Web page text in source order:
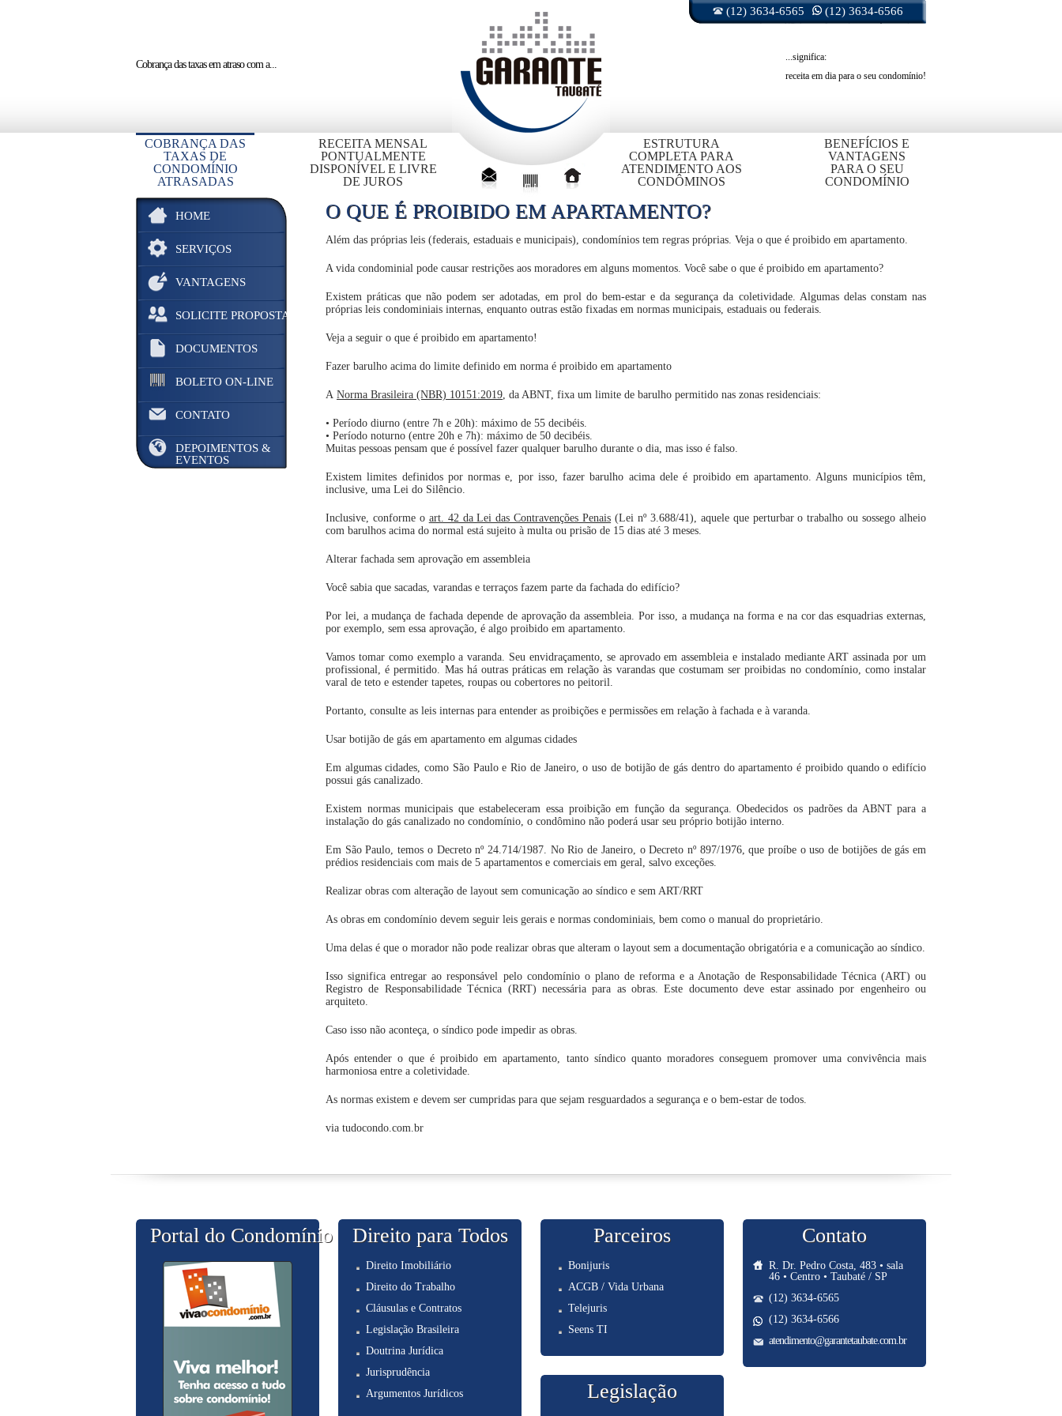
(12) 3634-6565 (12) 3634-6566
Cobrança das taxas em atrasocom a...
...significa:
receita em dia para o seu condomínio!
COBRANÇA DAS
TAXAS DE
CONDOMÍNIO
ATRASADAS
RECEITA MENSAL
PONTUALMENTE
DISPONÍVEL E LIVRE
DE JUROS
ESTRUTURA
COMPLETA PARA
ATENDIMENTO AOS
CONDÔMINOS
BENEFÍCIOS E
VANTAGENS
PARA O SEU
CONDOMÍNIO
HOME
SERVIÇOS
VANTAGENS
SOLICITE PROPOSTA
DOCUMENTOS
BOLETO ON-LINE
CONTATO
DEPOIMENTOS &
EVENTOS
O QUE É PROIBIDO EM APARTAMENTO?
Além das próprias leis (federais, estaduais e municipais), condomínios tem regras próprias. Veja o que é proibido em apartamento.
A vida condominial pode causar restrições aos moradores em alguns momentos. Você sabe o que é proibido em apartamento?
Existem práticas que não podem ser adotadas, em prol do bem-estar e da segurança da coletividade. Algumas delas constam nas
próprias leis condominiais internas, enquanto outras estão fixadas em normas municipais, estaduais ou federais.
Veja a seguir o que é proibido em apartamento!
Fazer barulho acima do limite definido em norma é proibido em apartamento
A Norma Brasileira (NBR) 10151:2019, da ABNT, fixa um limite de barulho permitido nas zonas residenciais:
• Período diurno (entre 7h e 20h): máximo de 55 decibéis.
• Período noturno (entre 20h e 7h): máximo de 50 decibéis.
Muitas pessoas pensam que é possível fazer qualquer barulho durante o dia, mas isso é falso.
Existem limites definidos por normas e, por isso, fazer barulho acima dele é proibido em apartamento. Alguns municípios têm,
inclusive, uma Lei do Silêncio.
Inclusive, conforme o art. 42 da Lei das Contravenções Penais (Lei nº 3.688/41), aquele que perturbar o trabalho ou sossego alheio
com barulhos acima do normal está sujeito à multa ou prisão de 15 dias até 3 meses.
Alterar fachada sem aprovação em assembleia
Você sabia que sacadas, varandas e terraços fazem parte da fachada do edifício?
Por lei, a mudança de fachada depende de aprovação da assembleia. Por isso, a mudança na forma e na cor das esquadrias externas,
por exemplo, sem essa aprovação, é algo proibido em apartamento.
Vamos tomar como exemplo a varanda. Seu envidraçamento, se aprovado em assembleia e instalado mediante ART assinada por um
profissional, é permitido. Mas há outras práticas em relação às varandas que costumam ser proibidas no condomínio, como instalar
varal de teto e estender tapetes, roupas ou cobertores no peitoril.
Portanto, consulte as leis internas para entender as proibições e permissões em relação à fachada e à varanda.
Usar botijão de gás em apartamento em algumas cidades
Em algumas cidades, como São Paulo e Rio de Janeiro, o uso de botijão de gás dentro do apartamento é proibido quando o edifício
possui gás canalizado.
Existem normas municipais que estabeleceram essa proibição em função da segurança. Obedecidos os padrões da ABNT para a
instalação do gás canalizado no condomínio, o condômino não poderá usar seu próprio botijão interno.
Em São Paulo, temos o Decreto nº 24.714/1987. No Rio de Janeiro, o Decreto nº 897/1976, que proíbe o uso de botijões de gás em
prédios residenciais com mais de 5 apartamentos e comerciais em geral, salvo exceções.
Realizar obras com alteração de layout sem comunicação ao síndico e sem ART/RRT
As obras em condomínio devem seguir leis gerais e normas condominiais, bem como o manual do proprietário.
Uma delas é que o morador não pode realizar obras que alteram o layout sem a documentação obrigatória e a comunicação ao síndico.
Isso significa entregar ao responsável pelo condomínio o plano de reforma e a Anotação de Responsabilidade Técnica (ART) ou
Registro de Responsabilidade Técnica (RRT) necessária para as obras. Este documento deve estar assinado por engenheiro ou
arquiteto.
Caso isso não aconteça, o síndico pode impedir as obras.
Após entender o que é proibido em apartamento, tanto síndico quanto moradores conseguem promover uma convivência mais
harmoniosa entre a coletividade.
As normas existem e devem ser cumpridas para que sejam resguardados a segurança e o bem-estar de todos.
via tudocondo.com.br
Portal do Condomínio Direito para Todos
Direito Imobiliário
Direito do Trabalho
Cláusulas e Contratos
Legislação Brasileira
Doutrina Jurídica
Jurisprudência
Argumentos Jurídicos
Parceiros
Bonijuris
ACGB / Vida Urbana
Telejuris
Seens TI
Legislação
Contato
R. Dr. Pedro Costa, 483 • sala
46 • Centro • Taubaté / SP
(12) 3634-6565
(12) 3634-6566
atendimento@garantetaubate.com.br